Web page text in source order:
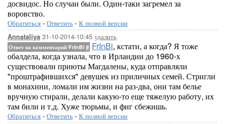
досвидос. Но случаи были. Один-таки загремел за
воровство.
Обратиться - Ответить - К полной версии
Annataliya 31-10-2014-10:45 удалить
Ответ на комментарий FrInBi # FrInBi, кстати, а когда? Я тоже
обалдела, когда узнала, что в Ирландии до 1960-х
существовали приюты Магдалены, куда отправляли
"проштрафившихся" девушек из приличных семей. Стригли
в монахини, ломали им жизни на раз-два, они там белье
вручную стирали, делали какую-то еще тяжелую работу, их
там били и т.д. Хуже тюрьмы, и фиг сбежишь.
Обратиться - Ответить - К полной версии